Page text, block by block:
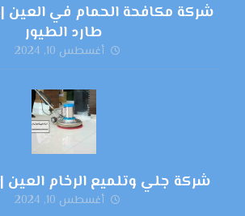
طارد الطيور
أغسطس 10, 2024
شركة جلي وتلميع الرخام العين |0545307678
أغسطس 10, 2024